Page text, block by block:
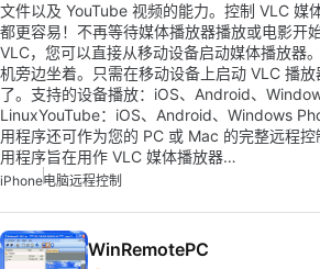
文件以及 YouTube 视频的能力。控制 VLC 媒
都更容易！不再等待媒体播放器播放或电影开
VLC，您可以直接从移动设备启动媒体播放器
机旁边坐着。只需在移动设备上启动 VLC 播
了。支持的设备播放：iOS、Android、
LinuxYouTube：iOS、Android、Windows
用程序还可作为您的 PC 或 Mac 的完整远程
用程序旨在用作 VLC 媒体播放器…
iPhone电脑远程控制
WinRemotePC